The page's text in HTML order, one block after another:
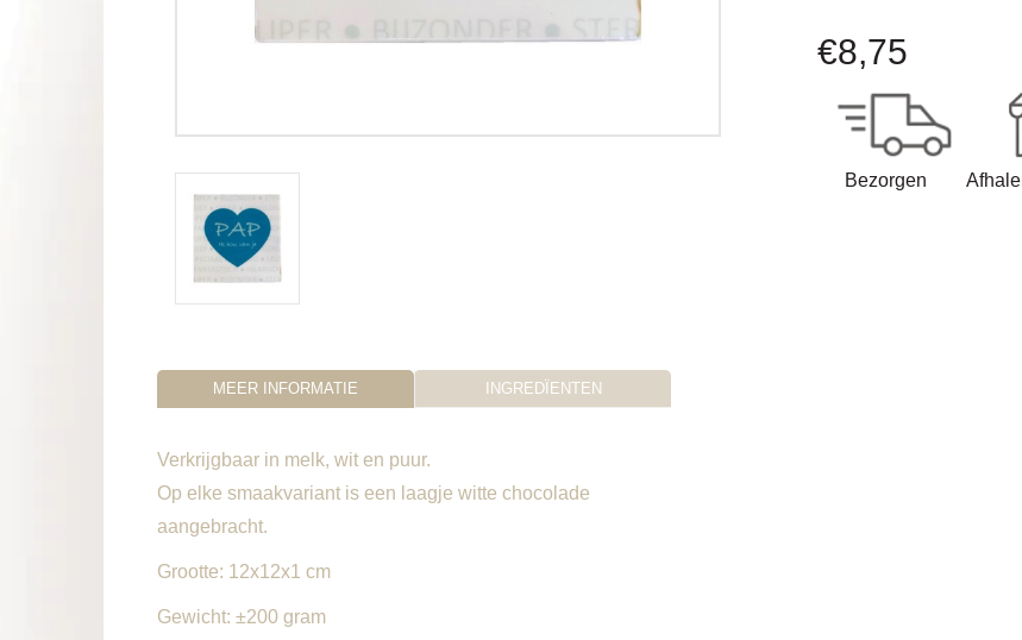
€8,75
Bezorgen
MEER INFORMATIE INGREDÏENTEN
Verkrijgbaar in melk, wit en puur.
Op elke smaakvariant is een laagje witte chocolade
aangebracht.
Grootte: 12x12x1 cm
Gewicht: ±200 gram